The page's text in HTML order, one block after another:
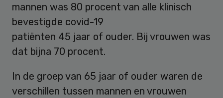
mannen was 80 procent van alle klinisch
bevestigde covid-19
patiënten 45 jaar of ouder. Bij vrouwen was
dat bijna 70 procent.
In de groep van 65 jaar of ouder waren de
verschillen tussen mannen en vrouwen